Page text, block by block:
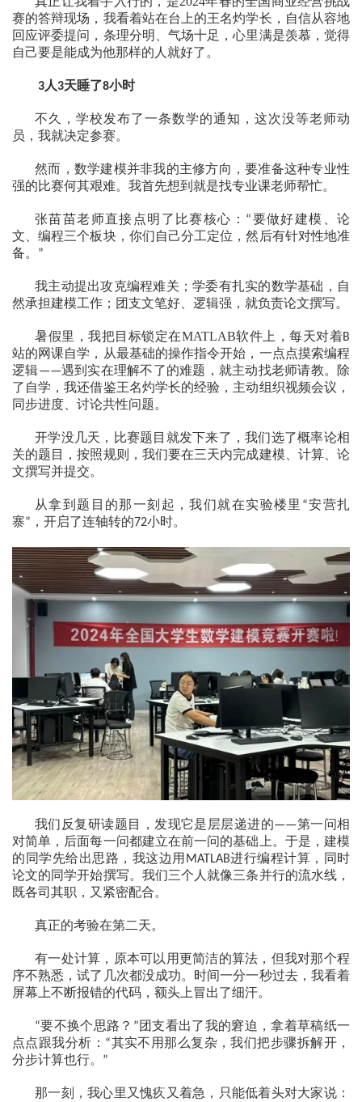
赛的答辩现场，我看着站在台上的王名灼学长，自信从容地
回应评委提问，条理分明、气场十足，心里满是羡慕，觉得
自己要是能成为他那样的人就好了。
3人3天睡了8小时
不久，学校发布了一条数学的通知，这次没等老师动
员，我就决定参赛。
然而，数学建模并非我的主修方向，要准备这种专业性
强的比赛何其艰难。我首先想到就是找专业课老师帮忙。
张苗苗老师直接点明了比赛核心： “要做好建模、论
文、编程三个板块，你们自己分工定位，然后有针对性地准
备。 ”
我主动提出攻克编程难关；学委有扎实的数学基础，自
然承担建模工作；团支文笔好、逻辑强，就负责论文撰写。
暑假里，我把目标锁定在MATLAB软件上，每天对着B
站的网课自学，从最基础的操作指令开始，一点点摸索编程
逻辑——遇到实在理解不了的难题，就主动找老师请教。除
了自学，我还借鉴王名灼学长的经验，主动组织视频会议，
同步进度、讨论共性问题。
开学没几天，比赛题目就发下来了，我们选了概率论相
关的题目，按照规则，我们要在三天内完成建模、计算、论
文撰写并提交。
从拿到题目的那一刻起，我们就在实验楼里 “安营扎
寨” ，开启了连轴转的72小时。
我们反复研读题目，发现它是层层递进的——第一问相
对简单，后面每一问都建立在前一问的基础上。于是，建模
的同学先给出思路，我这边用 MATLAB进行编程计算，同时
论文的同学开始撰写。我们三个人就像三条并行的流水线，
既各司其职，又紧密配合。
真正的考验在第二天。
有一处计算，原本可以用更简洁的算法，但我对那个程
序不熟悉，试了几次都没成功。时间一分一秒过去，我看着
屏幕上不断报错的代码，额头上冒出了细汗。
“要不换个思路？ ”团支看出了我的窘迫，拿着草稿纸一
点点跟我分析： “其实不用那么复杂，我们把步骤拆解开，
分步计算也行。 ”
那一刻，我心里又愧疚又着急，只能低着头对大家说：